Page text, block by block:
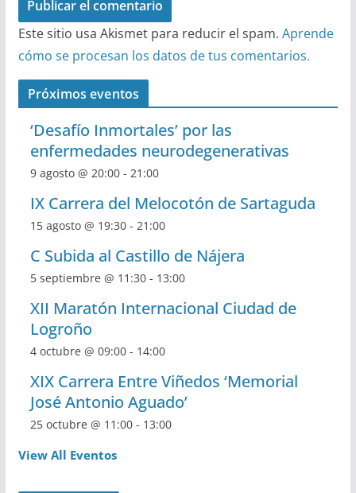
Este sitio usa Akismet para reducir el spam. Aprende
cómo se procesan los datos de tus comentarios.
Próximos eventos
‘Desafío Inmortales’ por las
enfermedades neurodegenerativas
9 agosto @ 20:00- 21:00
IX Carrera del Melocotón de Sartaguda
15 agosto @ 19:30- 21:00
C Subida al Castillo de Nájera
5 septiembre @ 11:30- 13:00
XII Maratón Internacional Ciudad de
Logroño
4 octubre @ 09:00- 14:00
XIX Carrera Entre Viñedos ‘Memorial
José Antonio Aguado’
25 octubre @ 11:00- 13:00
View All Eventos